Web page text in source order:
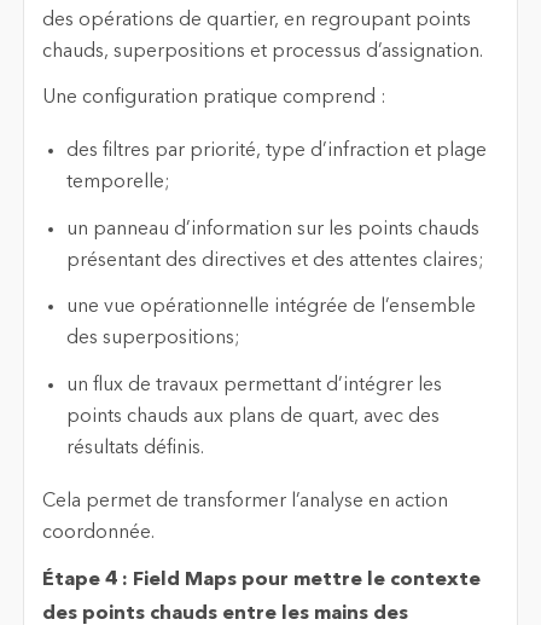
des opérations de quartier, en regroupant points
chauds, superpositions et processus d’assignation.
Une configuration pratique comprend :
des filtres par priorité, type d’infraction et plage
temporelle;
un panneau d’information sur les points chauds
présentant des directives et des attentes claires;
une vue opérationnelle intégrée de l’ensemble
des superpositions;
un flux de travaux permettant d’intégrer les
points chauds aux plans de quart, avec des
résultats définis.
Cela permet de transformer l’analyse en action
coordonnée.
Étape 4 : Field Maps pour mettre le contexte
des points chauds entre les mains des